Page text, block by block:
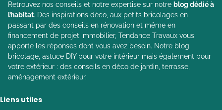
Retrouvez nos conseils et notre expertise sur notre blog dédié à
l’habitat. Des inspirations déco, aux petits bricolages en
passant par des conseils en rénovation et même en
financement de projet immobilier, Tendance Travaux vous
apporte les réponses dont vous avez besoin. Notre blog
bricolage, astuce DIY pour votre intérieur mais également pour
votre extérieur : des conseils en déco de jardin, terrasse,
aménagement extérieur.
Liens utiles